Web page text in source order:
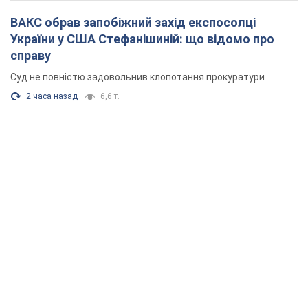
ВАКС обрав запобіжний захід експосолці
України у США Стефанішиній: що відомо про
справу
Суд не повністю задовольнив клопотання прокуратури
2 часа назад 6,6 т.